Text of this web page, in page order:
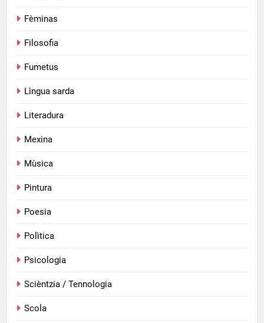
Fèminas
Filosofia
Fumetus
Lìngua sarda
Literadura
Mexina
Mùsica
Pintura
Poesia
Polìtica
Psicologia
Scièntzia / Tennologia
Scola